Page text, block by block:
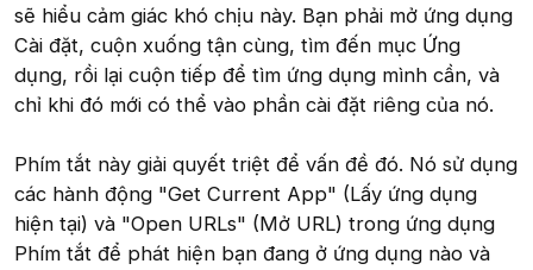
sẽ hiểu cảm giác khó chịu này. Bạn phải mở ứng dụng
Cài đặt, cuộn xuống tận cùng, tìm đến mục Ứng
dụng, rồi lại cuộn tiếp để tìm ứng dụng mình cần, và
chỉ khi đó mới có thể vào phần cài đặt riêng của nó.
Phím tắt này giải quyết triệt để vấn đề đó. Nó sử dụng
các hành động "Get Current App" (Lấy ứng dụng
hiện tại) và "Open URLs" (Mở URL) trong ứng dụng
Phím tắt để phát hiện bạn đang ở ứng dụng nào và